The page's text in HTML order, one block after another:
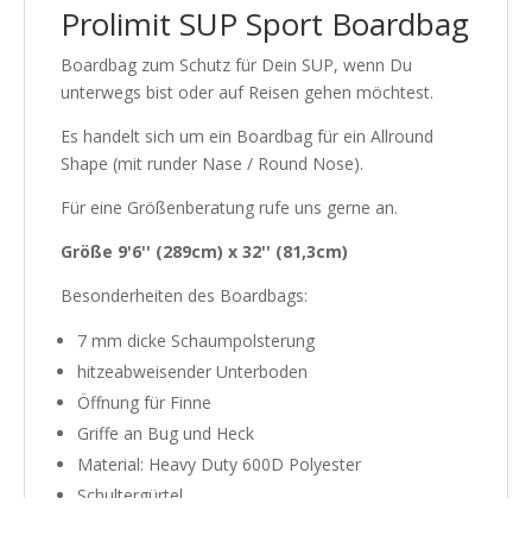
Prolimit SUP Sport Boardbag
Boardbag zum Schutz für Dein SUP, wenn Du
unterwegs bist oder auf Reisen gehen möchtest.
Es handelt sich um ein Boardbag für ein Allround
Shape (mit runder Nase / Round Nose).
Für eine Größenberatung rufe uns gerne an.
Größe 9'6'' (289cm) x 32'' (81,3cm)
Besonderheiten des Boardbags:
7 mm dicke Schaumpolsterung
hitzeabweisender Unterboden
Öffnung für Finne
Griffe an Bug und Heck
Material: Heavy Duty 600D Polyester
Schultergürtel